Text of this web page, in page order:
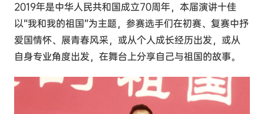
2019年是中华人民共和国成立70周年，本届演讲十佳
以“我和我的祖国”为主题，参赛选手们在初赛、复赛中抒
爱国情怀、展青春风采，或从个人成长经历出发，或从
自身专业角度出发，在舞台上分享自己与祖国的故事。